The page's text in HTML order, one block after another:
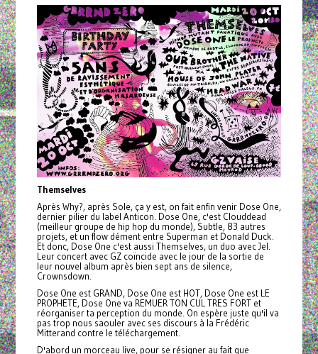
Themselves
Après Why?, après Sole, ça y est, on fait enfin venir Dose One,
dernier pilier du label Anticon. Dose One, c'est Clouddead
(meilleur groupe de hip hop du monde), Subtle, 83 autres
projets, et un flow dément entre Superman et Donald Duck.
Et donc, Dose One c'est aussi Themselves, un duo avec Jel.
Leur concert avec GZ coïncide avec le jour de la sortie de
leur nouvel album après bien sept ans de silence,
Crownsdown.
Dose One est GRAND, Dose One est HOT, Dose One est LE
PROPHETE, Dose One va REMUER TON CUL TRES FORT et
réorganiser ta perception du monde. On espère juste qu'il va
pas trop nous saouler avec ses discours à la Frédéric
Mitterand contre le téléchargement.
D'abord un morceau live, pour se résigner au fait que